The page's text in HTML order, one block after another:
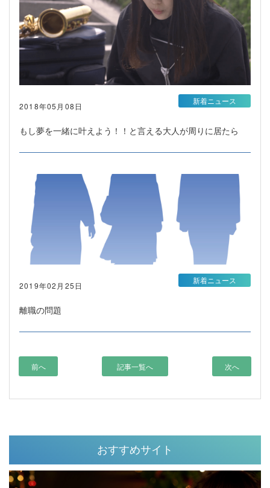
2018年05月08日
もし夢を一緒に叶えよう！！と言える大人が周りに居たら
新着ニュース
2019年02月25日
離職の問題
新着ニュース
前へ 記事一覧へ 次へ
おすすめサイト